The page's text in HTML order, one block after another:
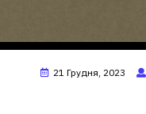
21 Грудня, 2023